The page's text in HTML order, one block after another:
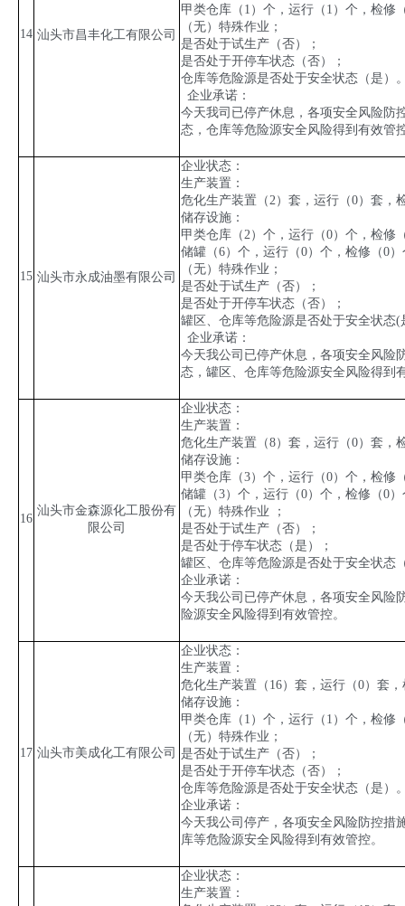
14 汕头市昌丰化工有限公司
甲类仓库（ 1 ）个，运行（ 1 ）个，检修
（无）特殊作业；
是否处于试生产（否）；
是否处于开停车状态（否）；
仓库等危险源是否处于安全状态（是）
企业承诺：
今天我司已停产休息，各项安全风险防
态，仓库等危险源安全风险得到有效管
15 汕头市永成油墨有限公司
企业状态：
生产装置：
危化生产装置（2）套，运行（0）套，
储存设施：
甲类仓库（2）个，运行（0）个，检修
储罐（6）个，运行（0）个，检修（0
（无）特殊作业；
是否处于试生产（否）；
是否处于开停车状态（否）；
罐区、仓库等危险源是否处于安全状态(
企业承诺：
今天我公司已停产休息，各项安全风险
态，罐区、仓库等危险源安全风险得到
16
汕头市金森源化工股份有
限公司
企业状态：
生产装置：
危化生产装置（8）套，运行（0）套，
储存设施：
甲类仓库（3）个，运行（0）个，检修
储罐（3）个，运行（0）个，检修（0
（无）特殊作业 ；
是否处于试生产（否）；
是否处于停车状态（是）；
罐区、仓库等危险源是否处于安全状态
企业承诺：
今天我公司已停产休息，各项安全风险
险源安全风险得到有效管控。
17 汕头市美成化工有限公司
企业状态：
生产装置：
危化生产装置（ 16）套，运行（0）套
储存设施：
甲类仓库（ 1 ）个，运行（ 1 ）个，检修
（无）特殊作业；
是否处于试生产（否）；
是否处于开停车状态（否）；
仓库等危险源是否处于安全状态（是）
企业承诺：
今天我公司停产，各项安全风险防控措
库等危险源安全风险得到有效管控。
企业状态：
生产装置：